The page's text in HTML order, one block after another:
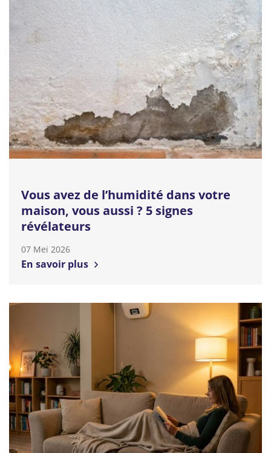
Vous avez de l’humidité dans votre
maison, vous aussi ? 5 signes
révélateurs
07 Mei 2026
En savoir plus